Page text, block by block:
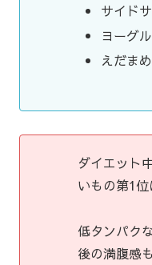
サイド
ヨーグ
えだま
ダイエット
いもの第1位
低タンパク
後の満腹感